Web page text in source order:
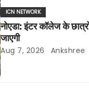
ICN NETWORK
नोएडा: इंटर कॉलेज के
जाएगी
Aug 7, 2026 Ankshree